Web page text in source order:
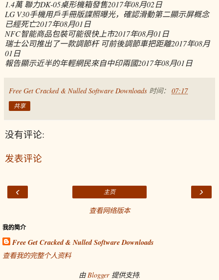
1.4萬 聯力DK-05桌形機箱發售2017年08月02日
LG V30手機用戶手冊版諜照曝光，確認滑動第二顯示屏概念
已經死亡2017年08月01日
NFC智能商品包裝可能很快上市2017年08月01日
瑞士公司推出了一款調節杆 可前後調節車把距離2017年08月
01日
報告顯示近半的年輕網民來自中印兩國2017年08月01日
Free Get Cracked & Nulled Software Downloads 时间： 07:17
共享
没有评论:
发表评论
‹ ›
主页
查看网络版本
我的简介
Free Get Cracked & Nulled Software Downloads
查看我的完整个人资料
由Blogger提供支持.